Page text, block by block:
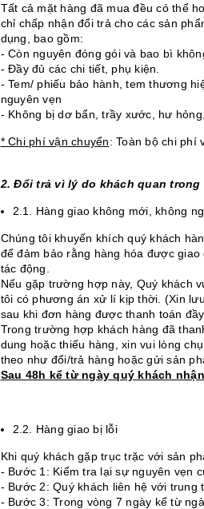
Tất cả mặt hàng đã mua đều có thể
chỉ chấp nhận đổi trả cho các sản
dụng, bao gồm:
- Còn nguyên đóng gói và bao bì
- Đầy đủ các chi tiết, phụ kiện.
- Tem/ phiếu bảo hành, tem thương
nguyên vẹn
- Không bị dơ bẩn, trầy xước, hư
* Chi phí vận chuyển: Toàn bộ chi phí
2. Đổi trả vì lý do khách quan
2.1. Hàng giao không mới, không
Chúng tôi khuyến khích quý khách
để đảm bảo rằng hàng hóa được
tác động.
Nếu gặp trường hợp này, Quý khách
tôi có phương án xử lí kịp thời. (Xin
sau khi đơn hàng được thanh toán đầy
Trong trường hợp khách hàng đã
dung hoặc thiếu hàng, xin vui lòng
theo như đổi/trả hàng hoặc gửi sản
Sau 48h kể từ ngày quý khách
2.2. Hàng giao bị lỗi
Khi quý khách gặp trục trặc với sản
- Bước 1: Kiểm tra lại sự nguyên vẹn
- Bước 2: Quý khách liên hệ với trung
- Bước 3: Trong vòng 7 ngày kể từ